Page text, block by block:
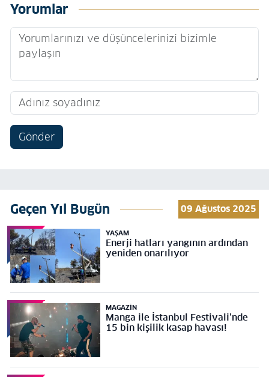
Yorumlar
Gönder
Geçen Yıl Bugün 09 Ağustos 2025
YAŞAM
Enerji hatları yangının ardından
yeniden onarılıyor
MAGAZIN
Manga ile İstanbul Festivali’nde
15 bin kişilik kasap havası!